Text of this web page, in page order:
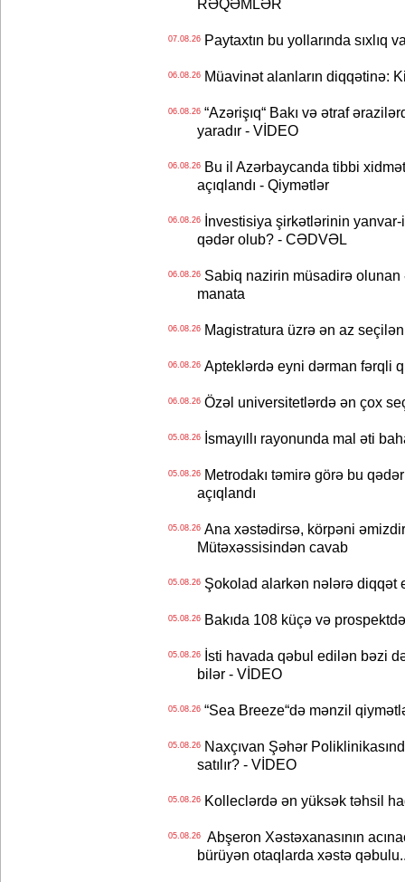
RƏQƏMLƏR
07.08.26Paytaxtın bu yollarında sıxlıq
06.08.26Müavinət alanların diqqətinə:
06.08.26“Azərişıq“ Bakı və ətraf
yaradır - VİDEO
06.08.26Bu il Azərbaycanda tibbi
açıqlandı - Qiymətlər
06.08.26İnvestisiya şirkətlərinin yanvar-
qədər olub? - CƏDVƏL
06.08.26Sabiq nazirin müsadirə olunan
manata
06.08.26Magistratura üzrə ən az
06.08.26Apteklərdə eyni dərman fərqli
06.08.26Özəl universitetlərdə ən çox
05.08.26İsmayıllı rayonunda mal əti
05.08.26Metrodakı təmirə görə bu
açıqlandı
05.08.26Ana xəstədirsə, körpəni
Mütəxəssisindən cavab
05.08.26Şokolad alarkən nələrə diqqət
05.08.26Bakıda 108 küçə və
05.08.26İsti havada qəbul edilən bəzi
bilər - VİDEO
05.08.26“Sea Breeze“də mənzil
05.08.26Naxçıvan Şəhər
satılır? - VİDEO
05.08.26Kolleclərdə ən yüksək təhsil
05.08.26Abşeron Xəstəxanasının
bürüyən otaqlarda xəstə